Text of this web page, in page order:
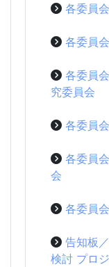
各委員
各委員
各委員
究委員会
各委員
各委員
会
各委員
告知板
検討 プロ